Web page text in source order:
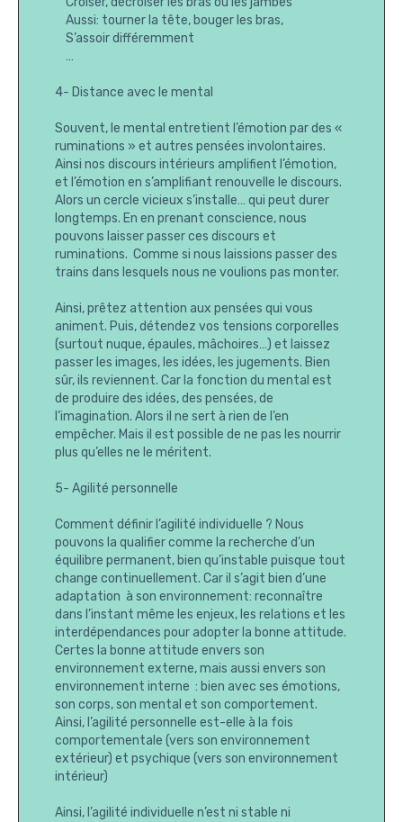
Aussi: tourner la tête, bouger les bras,
S’assoir différemment
…
4- Distance avec le mental
Souvent, le mental entretient l’émotion par des «
ruminations » et autres pensées involontaires.
Ainsi nos discours intérieurs amplifient l’émotion,
et l’émotion en s’amplifiant renouvelle le discours.
Alors un cercle vicieux s’installe… qui peut durer
longtemps. En en prenant conscience, nous
pouvons laisser passer ces discours et
ruminations. Comme si nous laissions passer des
trains dans lesquels nous ne voulions pas monter.
Ainsi, prêtez attention aux pensées qui vous
animent. Puis, détendez vos tensions corporelles
(surtout nuque, épaules, mâchoires…) et laissez
passer les images, les idées, les jugements. Bien
sûr, ils reviennent. Car la fonction du mental est
de produire des idées, des pensées, de
l’imagination. Alors il ne sert à rien de l’en
empêcher. Mais il est possible de ne pas les nourrir
plus qu’elles ne le méritent.
5- Agilité personnelle
Comment définir l’agilité individuelle ? Nous
pouvons la qualifier comme la recherche d’un
équilibre permanent, bien qu’instable puisque tout
change continuellement. Car il s’agit bien d’une
adaptation à son environnement: reconnaître
dans l’instant même les enjeux, les relations et les
interdépendances pour adopter la bonne attitude.
Certes la bonne attitude envers son
environnement externe, mais aussi envers son
environnement interne : bien avec ses émotions,
son corps, son mental et son comportement.
Ainsi, l’agilité personnelle est-elle à la fois
comportementale (vers son environnement
extérieur) et psychique (vers son environnement
intérieur)
Ainsi, l’agilité individuelle n’est ni stable ni